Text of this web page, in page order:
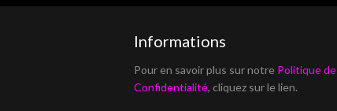
Informations
Pour en savoir plus sur notre Politique de
Confidentialité, cliquez sur le lien.